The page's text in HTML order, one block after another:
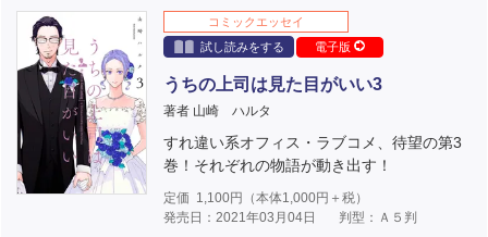
コミックエッセイ
試し読みをする
電子版
うちの上司は見た目がいい3
著者 山崎 ハルタ
すれ違い系オフィス・ラブコメ、待望の第3
巻！それぞれの物語が動き出す！
定価 1,100円（本体1,000円＋税）
発売日：2021年03月04日
判型：Ａ５判